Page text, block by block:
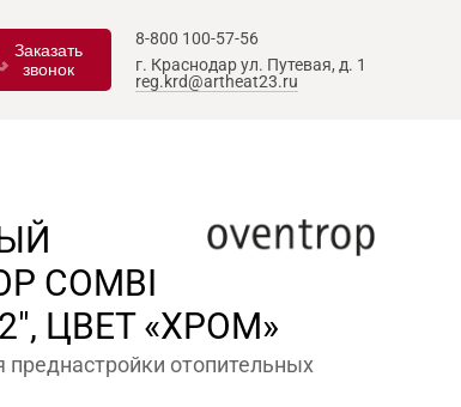
Заказать
звонок
8-800 100-57-56
г. Краснодарул. Путевая, д. 1
reg.krd@artheat23.ru
COMBI
ЦВЕТ «ХРОМ»
отопительных